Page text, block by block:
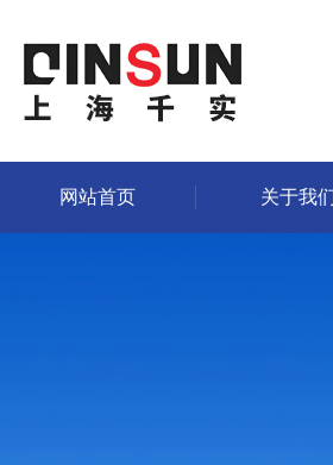
网站首页 关于我